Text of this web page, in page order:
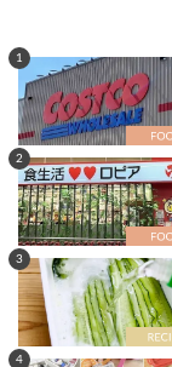
1
2
3
4